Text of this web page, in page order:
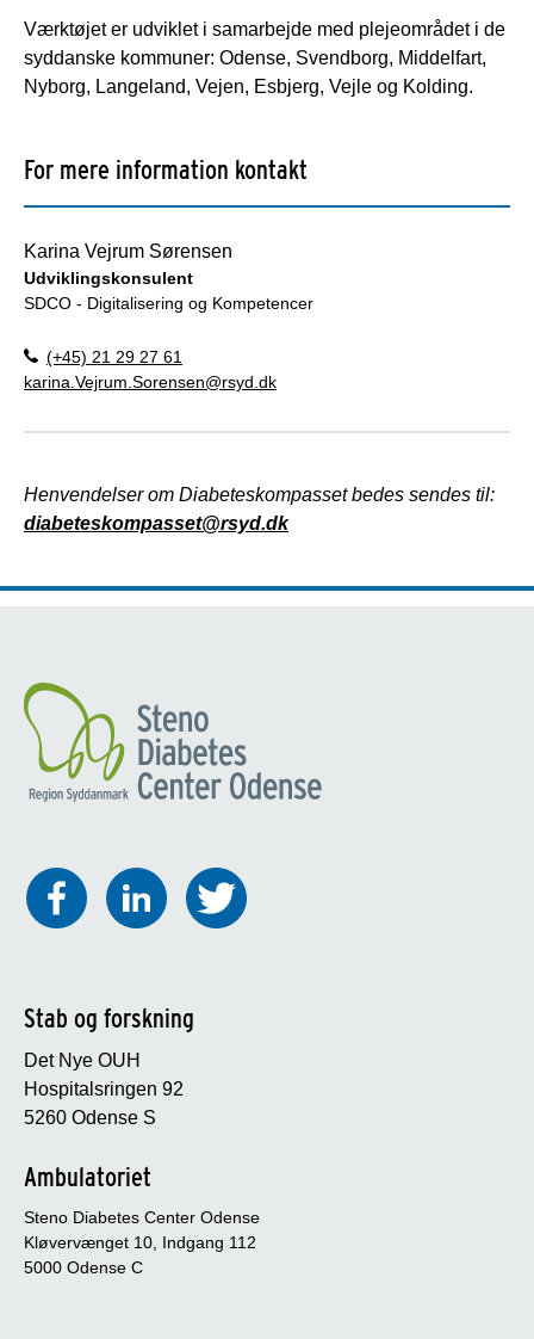
Værktøjet er udviklet i samarbejde med plejeområdet i de
syddanske kommuner: Odense, Svendborg, Middelfart,
Nyborg, Langeland, Vejen, Esbjerg, Vejle og Kolding.
For mere information kontakt
Karina Vejrum Sørensen
Udviklingskonsulent
SDCO - Digitalisering og Kompetencer
(+45) 21 29 27 61
karina.Vejrum.Sorensen@rsyd.dk
Henvendelser om Diabeteskompasset bedes sendes til:
diabeteskompasset@rsyd.dk
Stab og forskning
Det Nye OUH
Hospitalsringen 92
5260 Odense S
Ambulatoriet
Steno Diabetes Center Odense
Kløvervænget 10, Indgang 112
5000 Odense C